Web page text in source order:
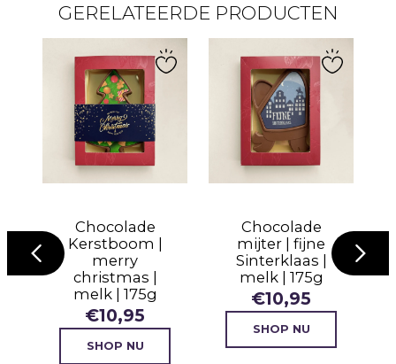
GERELATEERDE PRODUCTEN
Chocolade
Kerstboom |
merry
christmas |
melk | 175g
€10,95
SHOP NU
Chocolade
mijter | fijne
Sinterklaas |
melk | 175g
€10,95
SHOP NU